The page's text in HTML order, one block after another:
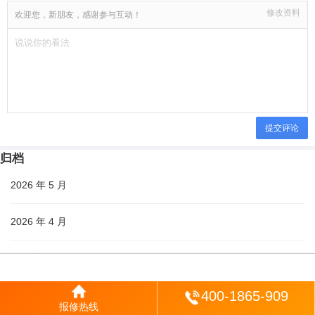
欢迎您，新朋友，感谢参与互动！ 修改资料
提交评论
归档
2026 年 5 月
2026 年 4 月
报修热线
400-1865-909